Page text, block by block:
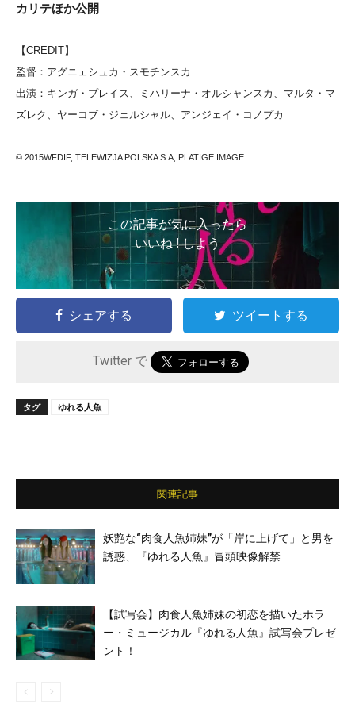
カリテほか公開
【CREDIT】
監督：アグニェシュカ・スモチンスカ
出演：キンガ・プレイス、ミハリーナ・オルシャンスカ、マルタ・マ
ズレク、ヤーコブ・ジェルシャル、アンジェイ・コノプカ
© 2015WFDIF, TELEWIZJA POLSKA S.A, PLATIGE IMAGE
この記事が気に入ったら
いいね ! しよう
シェアする ツイートする
Twitter で
タグ ゆれる人魚
関連記事
妖艶な“肉食人魚姉妹”が「岸に上げて」と男を
誘惑、『ゆれる人魚』冒頭映像解禁
【試写会】肉食人魚姉妹の初恋を描いたホラ
ー・ミュージカル『ゆれる人魚』試写会プレゼ
ント！